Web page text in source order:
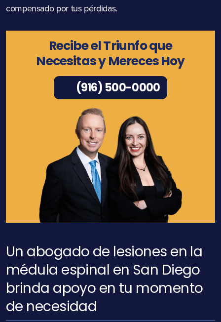
compensado por tus pérdidas.
Recibe el Triunfo que
Necesitas y Mereces Hoy
(916) 500-0000
Un abogado de lesiones en la
médula espinal en San Diego
brinda apoyo en tu momento
de necesidad